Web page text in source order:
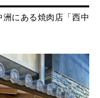
にある焼肉店「西中